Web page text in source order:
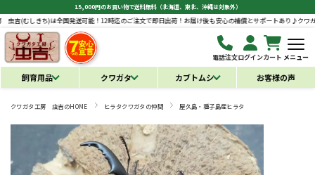
15,000円のお買い物で送料無料（北海道、東北、沖縄は対象外）
クワガタ工房 虫吉(むしき
発送可能！12時迄のご注文で即日出荷！お届け後も安心の補償とサポートあり♪
電話注文ログインカート メニュー
飼育用品 クワガタ カブトムシ お客様の声
クワガタ工房 虫吉のHOME ヒラタクワガタの仲間 屋久島・種子島産ヒラタ